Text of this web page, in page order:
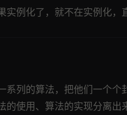
实例化了，就不在实例化
系列的算法，把他们一个
的使用、算法的实现分离出